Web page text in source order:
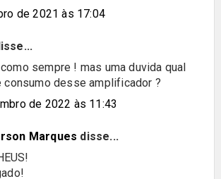
de 2021 às 17:04
sempre ! mas uma duvida qual
consumo desse amplificador ?
de 2022 às 11:43
Marques disse...